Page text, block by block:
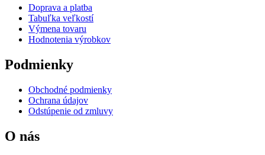
Doprava a platba
Tabuľka veľkostí
Výmena tovaru
Hodnotenia výrobkov
Podmienky
Obchodné podmienky
Ochrana údajov
Odstúpenie od zmluvy
O nás